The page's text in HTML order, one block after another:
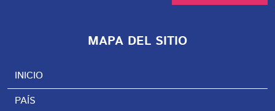
MAPA DEL SITIO
INICIO
PAÍS